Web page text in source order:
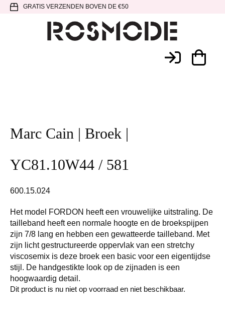
Spring
hoofdnavigatie
Door
SpringGRATIS VERZENDEN BOVEN DE €50
Marc Cain | Broek |
YC81.10W44 / 581
600.15.024
Het model FORDON heeft een vrouwelijke uitstraling. De
tailleband heeft een normale hoogte en de broekspijpen
zijn 7/8 lang en hebben een gewatteerde tailleband. Met
zijn licht gestructureerde oppervlak van een stretchy
viscosemix is deze broek een basic voor een eigentijdse
stijl. De handgestikte look op de zijnaden is een
hoogwaardig detail.
Dit product is nu niet op voorraad en niet beschikbaar.